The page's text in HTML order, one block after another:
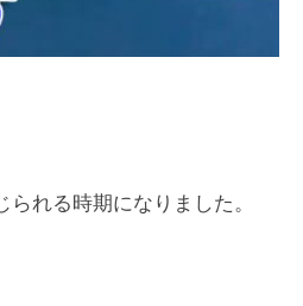
れる時期になりました。